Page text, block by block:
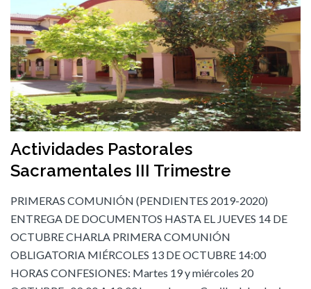
Actividades Pastorales
Sacramentales III Trimestre
PRIMERAS COMUNIÓN (PENDIENTES 2019-2020)
ENTREGA DE DOCUMENTOS HASTA EL JUEVES 14 DE
OCTUBRE CHARLA PRIMERA COMUNIÓN
OBLIGATORIA MIÉRCOLES 13 DE OCTUBRE 14:00
HORAS CONFESIONES: Martes 19 y miércoles 20